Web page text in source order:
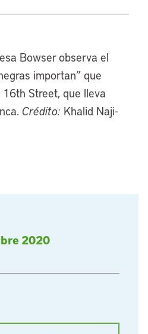
2020
Bowser observa el
importan” que
Street, que lleva
Crédito: Khalid Naji-